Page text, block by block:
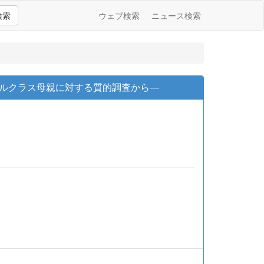
索 ウェブ検索 ニュース検索
クラス母親に対する質的調査から―